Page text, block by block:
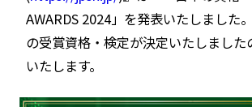
AWARDS 2024」を発表いたしました
の受賞資格・検定が決定いたしました
いたします。